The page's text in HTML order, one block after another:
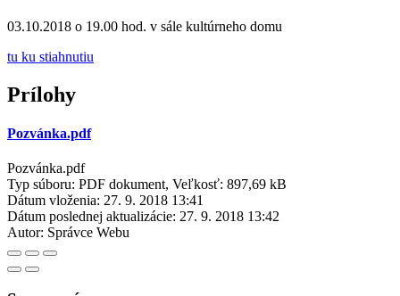
03.10.2018 o 19.00 hod. v sále kultúrneho domu
tu ku stiahnutiu
Prílohy
Pozvánka.pdf
Pozvánka.pdf
Typ súboru: PDF dokument, Veľkosť: 897,69 kB
Dátum vloženia: 27. 9. 2018 13:41
Dátum poslednej aktualizácie: 27. 9. 2018 13:42
Autor: Správce Webu